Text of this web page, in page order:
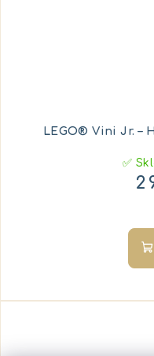
LEGO® Vini Jr. –
✅